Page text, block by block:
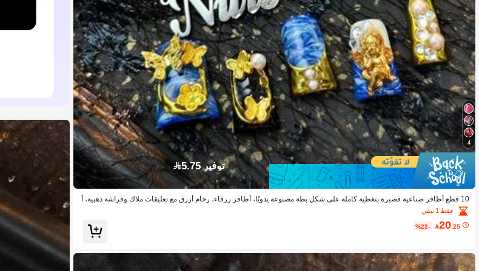
4
توفير 5.75
10 قطع أظافر صناعية قصيرة بتغطية كاملة على شكل بطة مصنوعة يدويًا، أظافر زرقاء، رخام أزرق مع تعليقات ملاك وفراشة ذهبية، أ
سلوب Y2K، ديكور لؤلؤي وراينستون ثلاثي الأبعاد، أظافر صناعية فاخرة للحفلات والاستخدام اليومي، غراء جيلي مجاني وشريط احتكا
ك مستلزمات الأظافر
فقط 1 بيقي
20.25
%22-